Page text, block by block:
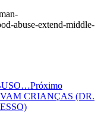
abuse-extend-middle-
Próximo
CRIANÇAS (DR.